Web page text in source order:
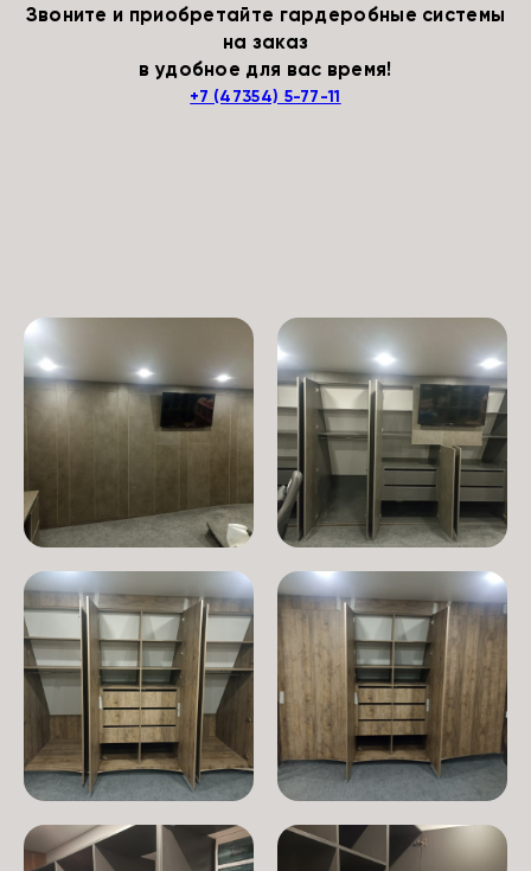
Звоните и приобретайте гардеробные системы
на заказ
в удобное для вас время!
+7 (47354) 5-77-11